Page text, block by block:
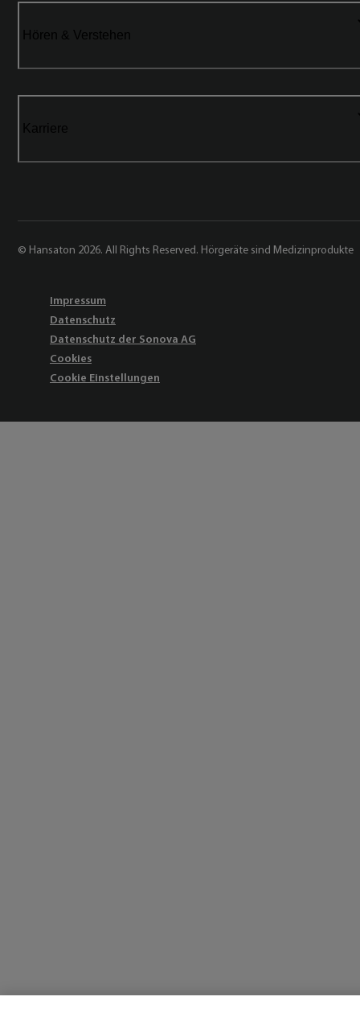
Hören & Verstehen
Karriere
© Hansaton 2026. All Rights Reserved. Hörgeräte sind Medizinprodukte
Impressum
Datenschutz
Datenschutz der Sonova AG
Cookies
Cookie Einstellungen